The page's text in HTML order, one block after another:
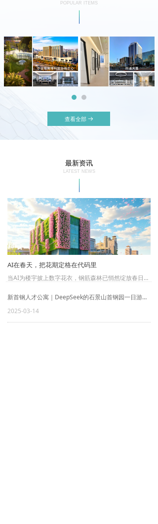
AI在春天，把花期定格在代码里
当AI为楼宇披上数字花衣，钢筋森林已悄然绽放春日序章。
新首钢人才公寓｜DeepSeek的石景山首钢园一日游攻略！
2025-03-14
查看全部 뀠
POPULAR ITEMS
最新资讯
LATEST NEWS